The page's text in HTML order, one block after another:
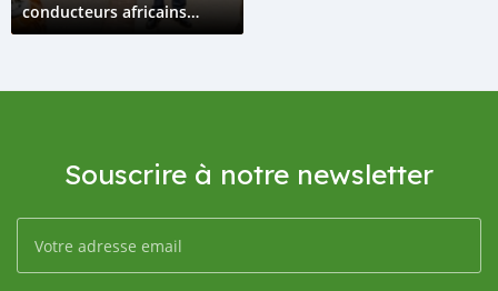
conducteurs africains
doivent savoir
Souscrire à notre newsletter